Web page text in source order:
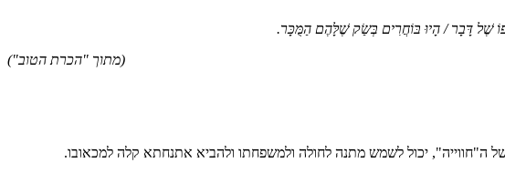
שֶׁל דָּבָר / הָיוּ בּוֹחֲרִים בְּשַׂק שֶׁלָּהֶם הַמֻּכָּר.
(מתוך "הכרת הטוב")
ה"חווייה", יכול לשמש מתנה לחולה ולמשפחתו ולהביא אתנחתא קלה למכאובו.